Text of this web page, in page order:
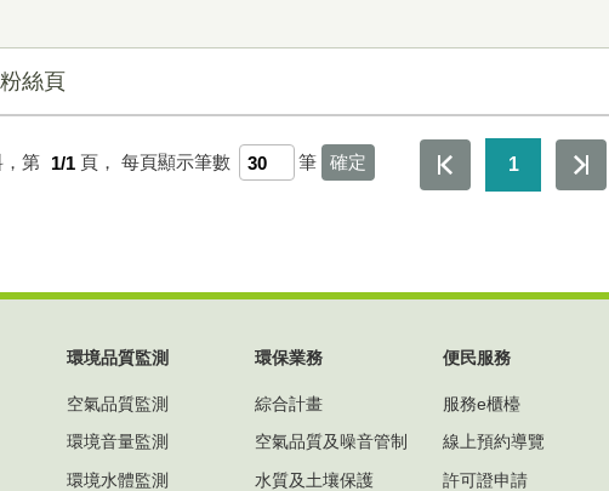
絲頁
第 1/1 頁， 每頁顯示筆數 筆 1
環境品質監測
空氣品質監測
環境音量監測
環境水體監測
環保業務
綜合計畫
空氣品質及噪音管制
水質及土壤保護
便民服務
服務e櫃檯
線上預約導覽
許可證申請